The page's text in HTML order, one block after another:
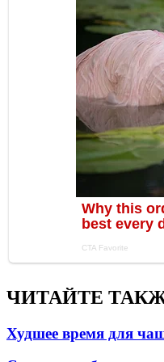
ЧИТАЙТЕ
Худшее время для